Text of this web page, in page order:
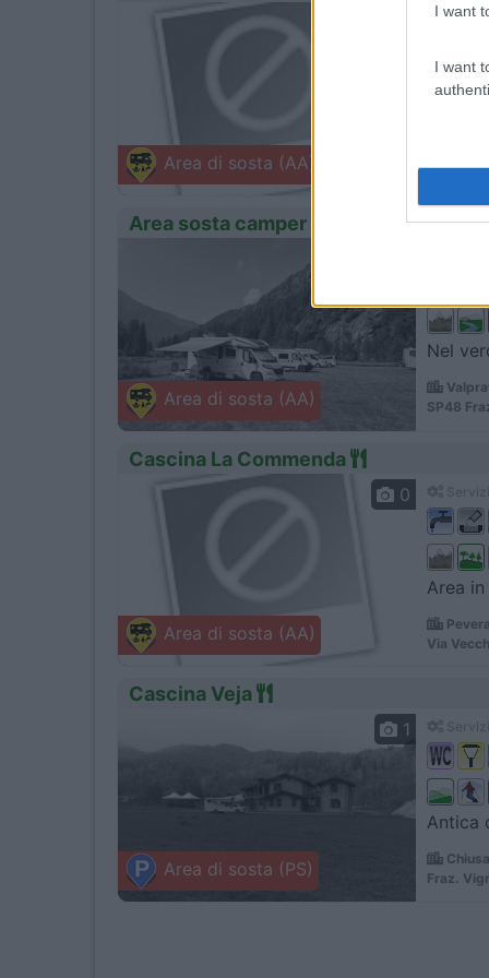
I want
I want
Area di sosta (AA)
Impasse
Area sosta camper agriturismo Aquila
Area di sosta (AA)
Nel
SP48
Cascina La Commenda
Area di sosta (AA)
0
Area
Via
Cascina Veja
Area di sosta (PS)
1
Antica
Fraz.